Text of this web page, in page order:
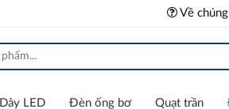
Về
Dây LED Đèn ống bơ Quạt trần